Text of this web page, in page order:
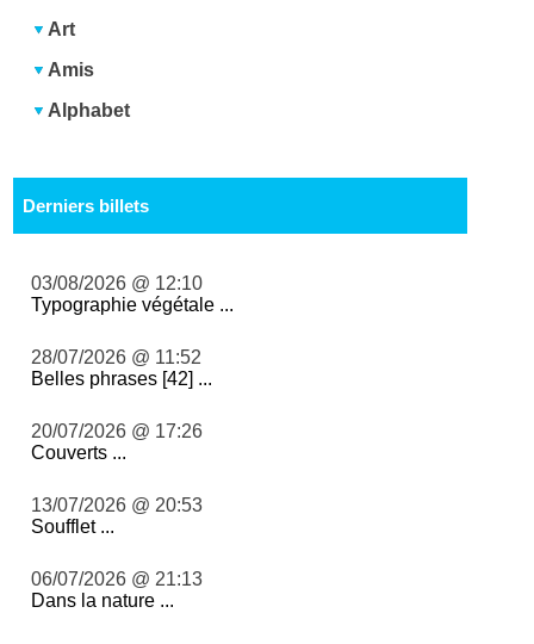
Art
Amis
Alphabet
Derniers billets
03/08/2026 @ 12:10
Typographie végétale ...
28/07/2026 @ 11:52
Belles phrases [42] ...
20/07/2026 @ 17:26
Couverts ...
13/07/2026 @ 20:53
Soufflet ...
06/07/2026 @ 21:13
Dans la nature ...